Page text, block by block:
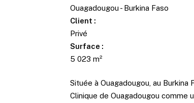
Ouagadougou - Burkina Faso
Client :
Privé
Surface :
5 023 m²
Située à Ouagadougou, au Burkina
Clinique de Ouagadougou comme